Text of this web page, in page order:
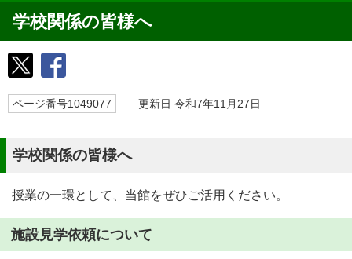
学校関係の皆様へ
ページ番号1049077 更新日 令和7年11月27日
学校関係の皆様へ
授業の一環として、当館をぜひご活用ください。
施設見学依頼について